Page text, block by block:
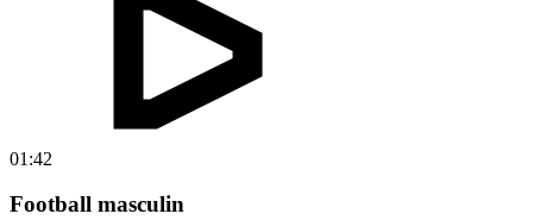
01:42
Football masculin